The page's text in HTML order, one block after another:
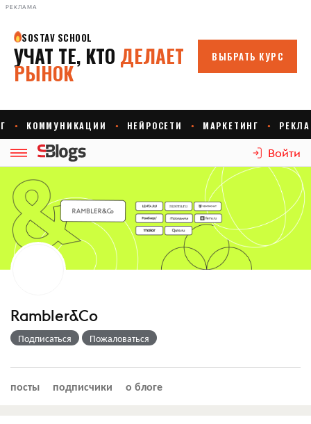
РЕКЛАМА
Войти
Rambler&Co
Подписаться Пожаловаться
посты подписчики о блоге